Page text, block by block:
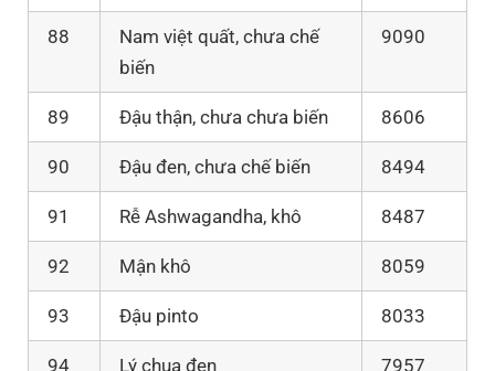
88
Nam việt quất, chưa chế
biến
9090
89 Đậu thận, chưa chưa biến 8606
90 Đậu đen, chưa chế biến 8494
91 Rễ Ashwagandha, khô 8487
92 Mận khô 8059
93 Đậu pinto 8033
94 Lý chua đen 7957